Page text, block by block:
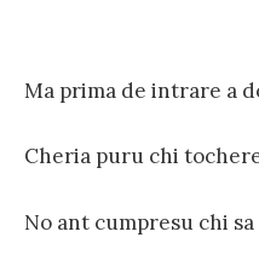
Ma prima de intrare a
Cheria puru chi
No ant cumpresu chi